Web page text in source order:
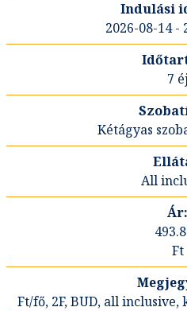
2026-08-14 -
7 éj
Kétágyas
All
Ft
Ft/fő, 2F, BUD, all